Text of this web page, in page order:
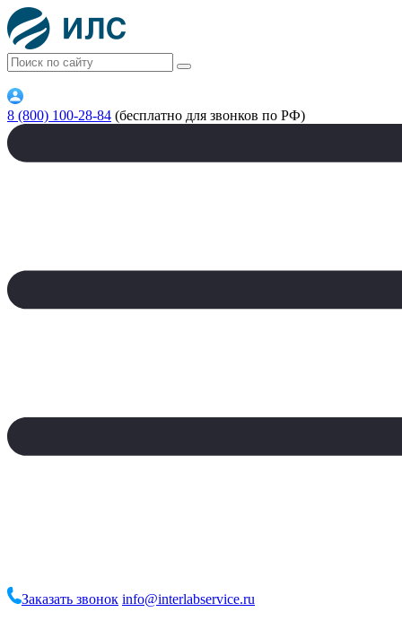
8 (800) 100-28-84 (бесплатно для звонков по РФ)
Заказать звонок info@interlabservice.ru